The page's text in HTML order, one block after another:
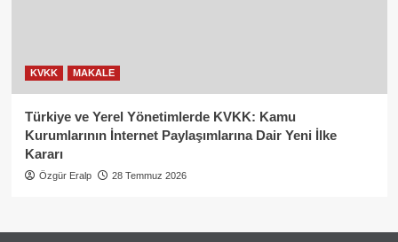
KVKK MAKALE
Türkiye ve Yerel Yönetimlerde KVKK: Kamu
Kurumlarının İnternet Paylaşımlarına Dair Yeni İlke
Kararı
Özgür Eralp 28 Temmuz 2026